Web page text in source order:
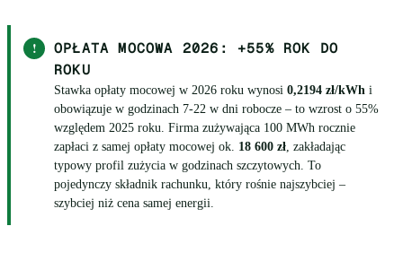
!
OPŁATA MOCOWA 2026: +55% ROK DO
ROKU
Stawka opłaty mocowej w 2026 roku wynosi 0,2194 zł/kWh i
obowiązuje w godzinach 7-22 w dni robocze – to wzrost o 55%
względem 2025 roku. Firma zużywająca 100 MWh rocznie
zapłaci z samej opłaty mocowej ok. 18 600 zł, zakładając
typowy profil zużycia w godzinach szczytowych. To
pojedynczy składnik rachunku, który rośnie najszybciej –
szybciej niż cena samej energii.